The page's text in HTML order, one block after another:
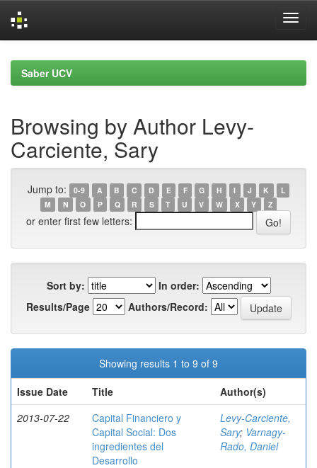
navigationSaber UCV
Browsing by Author Levy-
Carciente, Sary
Jump to: 0-9 A B C D E F G H I J K
L
M
N O P Q R S T U V W X Y Z
or enter first few letters:
Sort by:
In order:
Results/Page
Authors/Record:
Showing results 1 to 9 of 9
Issue Date
Title
Author(s)
2013-07-22
Capital Financiero y
Capital Social: Dos
ingredientes del
Desarrollo
Levy-Carciente,
Sary; Varnagy-
Rado, Daniel